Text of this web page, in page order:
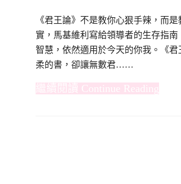
《君王論》不是教你心狠手辣，而
實，馬基維利寫給領導者的生存指南
智慧，依然適用於今天的你我。《君
柔的書，卻讓無數君……
Continue Reading